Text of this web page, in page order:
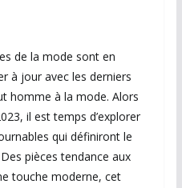
de la mode sont en
à jour avec les derniers
homme à la mode. Alors
il est temps d’explorer
qui définiront le
Des pièces tendance aux
touche moderne, cet